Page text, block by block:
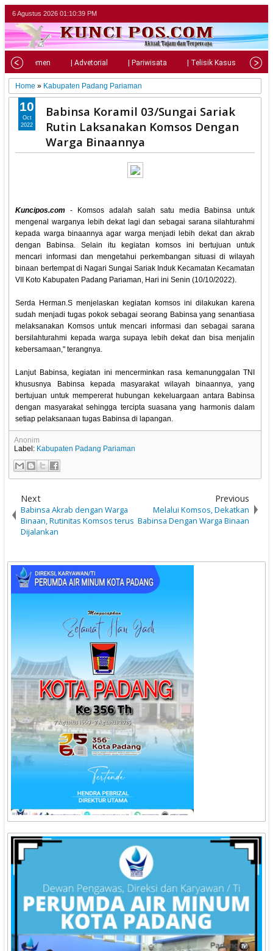
6 Agustus 2026 01:10:41 PM
| Parlemen | Advetorial | Pariwisata | Telisik Kasus |
Home » Kabupaten Padang Pariaman
Babinsa Koramil 03/Sungai Sariak
Rutin Laksanakan Komsos Dengan
Warga Binaannya
Kuncipos.com - Komsos adalah salah satu media Babinsa untuk
mengenal warganya lebih dekat lagi dan sebagai sarana silahturahmi
kepada warga binaannya agar warga menjadi lebih dekat dan akrab
dengan Babinsa. Selain itu kegiatan komsos ini bertujuan untuk
mencari informasi dan mengetahui perkembangan situasi di wilayah
binaan bertempat di Nagari Sungai Sariak Induk Kecamatan Kecamatan
VII Koto Kabupaten Padang Pariaman, Hari ini Senin (10/10/2022).
Serda Herman.S menjelaskan kegiatan komsos ini dilakukan karena
sudah menjadi tugas pokok sebagai seorang Babinsa yang senantiasa
melaksanakan Komsos untuk mencari informasi dan sebagai sarana
bersilahturahmi kepada warga supaya lebih dekat dan bisa menjalin
kebersamaan," terangnya.
Lanjut Babinsa, kegiatan ini mencerminkan rasa kemanunggalan TNI
khususnya Babinsa kepada masyarakat wilayah binaannya, yang
bertujuan untuk mempererat hubungan kekeluargaan antara Babinsa
dengan masyarakat sehingga tercipta suasana yang harmonis dalam
setiap pelaksanaan tugas Babinsa di lapangan.
10
Oct
2022
Anonim
Label: Kabupaten Padang Pariaman
Next
Babinsa Akrab dengan Warga
Binaan, Rutinitas Komsos terus
Dijalankan
Previous
Melalui Komsos, Dekatkan
Babinsa Dengan Warga Binaan